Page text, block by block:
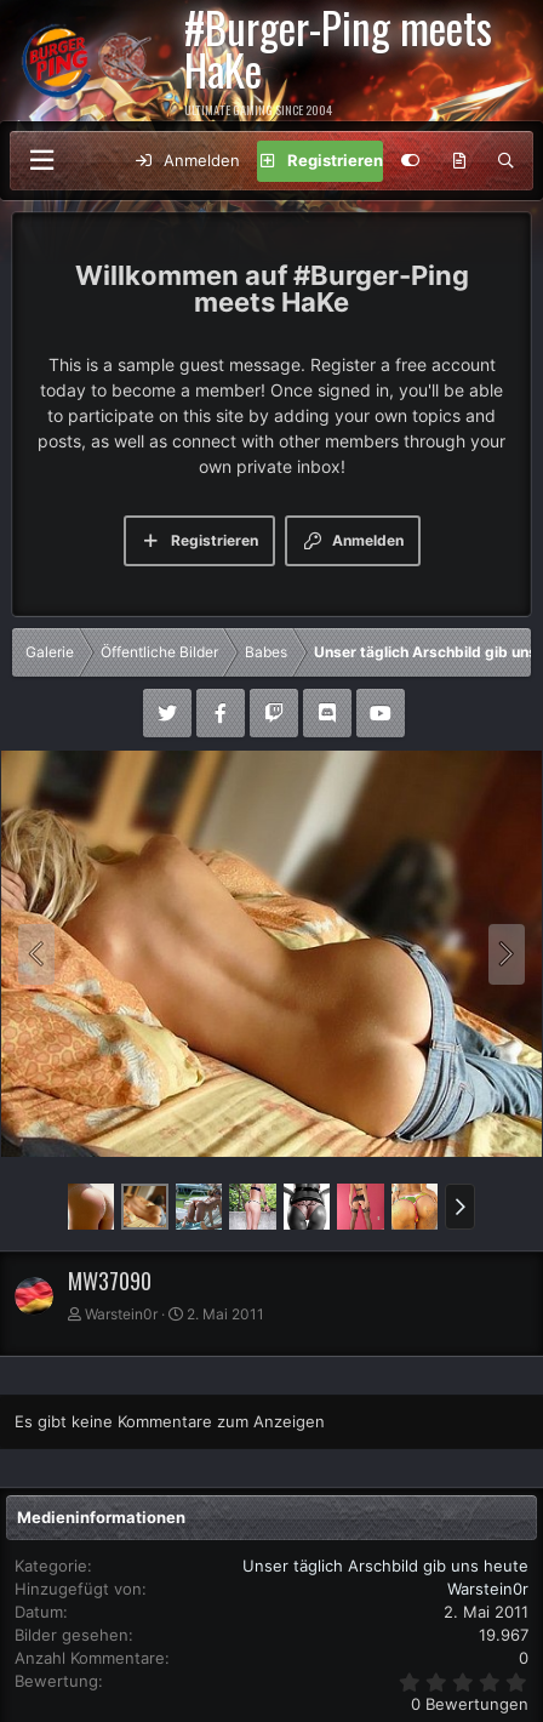
#Burger-Ping meets
HaKe
ULTIMATE GAMING SINCE 2004
Anmelden Registrieren
#Burger-Ping
meets HaKe
This is a sample guest message. Register a free account
today to become a member! Once signed in, you'll be able
to participate on this site by adding your own topics and
posts, as well as connect with other members through your
own private inbox!
Anmelden
Registrieren
Galerie Öffentliche Bilder Babes Unser täglich Arschbild gib uns
MW37090
Warstein0r 2. Mai 2011
Es gibt keine Kommentare zum Anzeigen
Medieninformationen
Kategorie
Unser täglich Arschbild gib uns heute
Hinzugefügt von
Warstein0r
Datum
2. Mai 2011
Bilder gesehen
19.967
Anzahl Kommentare
0
Bewertung
0 Bewertungen